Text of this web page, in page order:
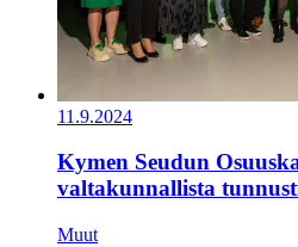
11.9.2024
Kymen Seudun
valtakunnallista
Muut